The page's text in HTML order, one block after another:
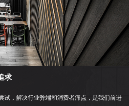
求
试，解决行业弊端和消费者痛点，是我们前进